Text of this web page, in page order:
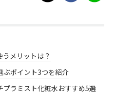
メリットは？
ぶポイント3つを紹介
プラミスト化粧水おすすめ5選